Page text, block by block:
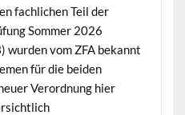
fachlichen Teil der
Sommer 2026
wurden vom ZFA bekannt
für die beiden
Verordnung hier